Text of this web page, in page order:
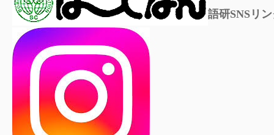
語研SNSリ